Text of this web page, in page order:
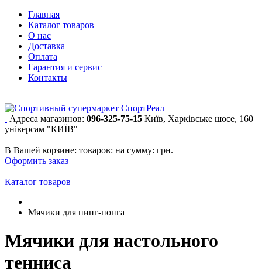
Главная
Каталог товаров
О нас
Доставка
Оплата
Гарантия и сервис
Контакты
Адреса магазинов: 096-325-75-15 Київ, Харківське шосе, 160
універсам "КИЇВ"
В Вашей корзине: товаров: на сумму: грн.
Оформить заказ
Каталог товаров
Мячики для пинг-понга
Мячики для настольного
тенниса